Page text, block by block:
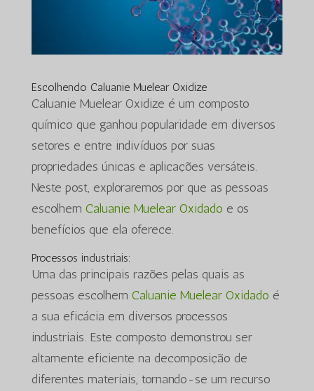
Escolhendo Caluanie Muelear Oxidize
Caluanie Muelear Oxidize é um composto
químico que ganhou popularidade em diversos
setores e entre indivíduos por suas
propriedades únicas e aplicações versáteis.
Neste post, exploraremos por que as pessoas
escolhem Caluanie Muelear Oxidado e os
benefícios que ela oferece.
Processos industriais:
Uma das principais razões pelas quais as
pessoas escolhem Caluanie Muelear Oxidado é
a sua eficácia em diversos processos
industriais. Este composto demonstrou ser
altamente eficiente na decomposição de
diferentes materiais, tornando-se um recurso